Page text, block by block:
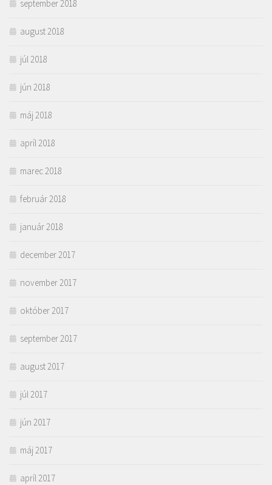
september 2018
august 2018
júl 2018
jún 2018
máj 2018
apríl 2018
marec 2018
február 2018
január 2018
december 2017
november 2017
október 2017
september 2017
august 2017
júl 2017
jún 2017
máj 2017
apríl 2017